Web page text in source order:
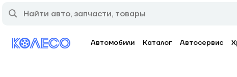
Автомобили Каталог Автосервис